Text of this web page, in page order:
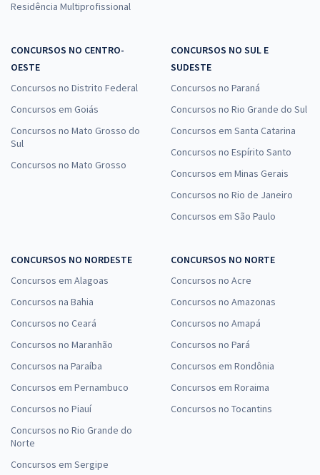
Residência Multiprofissional
CONCURSOS NO CENTRO-
OESTE
Concursos no Distrito Federal
Concursos em Goiás
Concursos no Mato Grosso do
Sul
Concursos no Mato Grosso
CONCURSOS NO SUL E
SUDESTE
Concursos no Paraná
Concursos no Rio Grande do Sul
Concursos em Santa Catarina
Concursos no Espírito Santo
Concursos em Minas Gerais
Concursos no Rio de Janeiro
Concursos em São Paulo
CONCURSOS NO NORDESTE
Concursos em Alagoas
Concursos na Bahia
Concursos no Ceará
Concursos no Maranhão
Concursos na Paraíba
Concursos em Pernambuco
Concursos no Piauí
Concursos no Rio Grande do
Norte
Concursos em Sergipe
CONCURSOS NO NORTE
Concursos no Acre
Concursos no Amazonas
Concursos no Amapá
Concursos no Pará
Concursos em Rondônia
Concursos em Roraima
Concursos no Tocantins